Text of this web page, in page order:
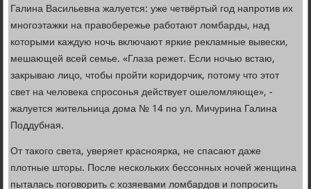
Галина Васильевна жалуется: уже четвёртый год напротив их
многоэтажки на правобережье работают ломбарды, над
которыми каждую ночь включают яркие рекламные вывески,
мешающей всей семье. «Глаза режет. Если ночью встаю,
закрываю лицо, чтобы пройти коридорчик, потому что этот
свет на человека спросонья действует ошеломляюще», -
жалуется жительница дома № 14 по ул. Мичурина Галина
Поддубная.
От такого света, уверяет красноярка, не спасают даже
плотные шторы. После нескольких бессонных ночей женщина
пыталась поговорить с хозяевами ломбардов и попросить